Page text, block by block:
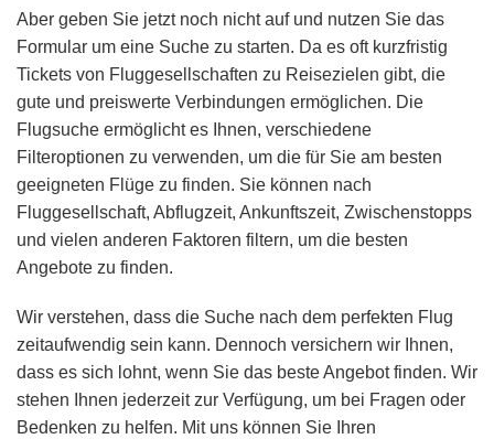
Aber geben Sie jetzt noch nicht auf und nutzen Sie das
Formular um eine Suche zu starten. Da es oft kurzfristig
Tickets von Fluggesellschaften zu Reisezielen gibt, die
gute und preiswerte Verbindungen ermöglichen. Die
Flugsuche ermöglicht es Ihnen, verschiedene
Filteroptionen zu verwenden, um die für Sie am besten
geeigneten Flüge zu finden. Sie können nach
Fluggesellschaft, Abflugzeit, Ankunftszeit, Zwischenstopps
und vielen anderen Faktoren filtern, um die besten
Angebote zu finden.
Wir verstehen, dass die Suche nach dem perfekten Flug
zeitaufwendig sein kann. Dennoch versichern wir Ihnen,
dass es sich lohnt, wenn Sie das beste Angebot finden. Wir
stehen Ihnen jederzeit zur Verfügung, um bei Fragen oder
Bedenken zu helfen. Mit uns können Sie Ihren